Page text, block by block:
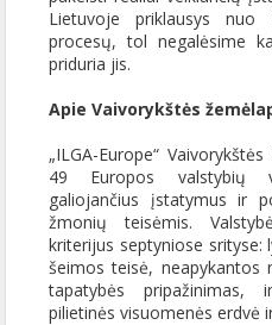
Lietuvoje priklausys
procesų, tol negalėsime
priduria jis.
Apie Vaivorykštės
„ILGA-Europe“
49 Europos valstybių
galiojančius įstatymus ir
žmonių teisėmis.
kriterijus septyniose srityse:
šeimos teisė, neapykantos
tapatybės pripažinimas,
pilietinės visuomenės erdvė